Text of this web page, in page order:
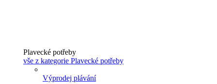
Plavecké potřeby
vše z kategorie Plavecké potřeby
Výprodej plávání